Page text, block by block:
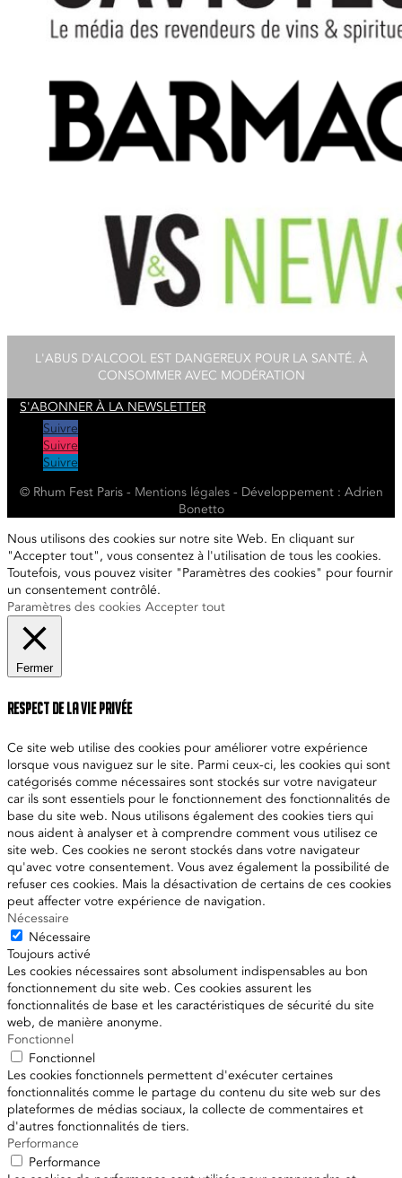
L'ABUS D'ALCOOL EST DANGEREUX POUR LA SANTÉ. À
CONSOMMER AVEC MODÉRATION
S'ABONNER À LA NEWSLETTER
Suivre
Suivre
Suivre
© Rhum Fest Paris - Mentions légales- Développement : Adrien
Bonetto
Nous utilisons des cookies sur notre site Web. En cliquant sur
"Accepter tout", vous consentez à l'utilisation de tous les cookies.
Toutefois, vous pouvez visiter "Paramètres des cookies" pour fournir
un consentement contrôlé.
Paramètres des cookies Accepter tout
Fermer
Respect de la vie privée
Ce site web utilise des cookies pour améliorer votre expérience
lorsque vous naviguez sur le site. Parmi ceux-ci, les cookies qui sont
catégorisés comme nécessaires sont stockés sur votre navigateur
car ils sont essentiels pour le fonctionnement des fonctionnalités de
base du site web. Nous utilisons également des cookies tiers qui
nous aident à analyser et à comprendre comment vous utilisez ce
site web. Ces cookies ne seront stockés dans votre navigateur
qu'avec votre consentement. Vous avez également la possibilité de
refuser ces cookies. Mais la désactivation de certains de ces cookies
peut affecter votre expérience de navigation.
Nécessaire
Nécessaire
Toujours activé
Les cookies nécessaires sont absolument indispensables au bon
fonctionnement du site web. Ces cookies assurent les
fonctionnalités de base et les caractéristiques de sécurité du site
web, de manière anonyme.
Fonctionnel
Fonctionnel
Les cookies fonctionnels permettent d'exécuter certaines
fonctionnalités comme le partage du contenu du site web sur des
plateformes de médias sociaux, la collecte de commentaires et
d'autres fonctionnalités de tiers.
Performance
Performance